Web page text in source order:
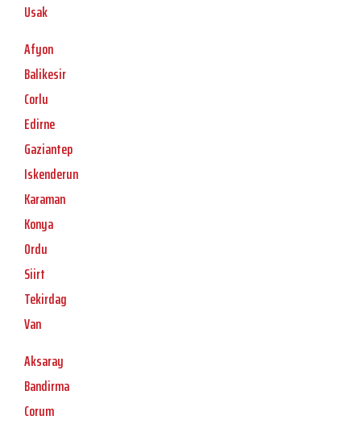
Usak
Afyon
Balikesir
Corlu
Edirne
Gaziantep
Iskenderun
Karaman
Konya
Ordu
Siirt
Tekirdag
Van
Aksaray
Bandirma
Corum